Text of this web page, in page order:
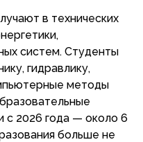
в технических
систем. Студенты
гидравлику,
методы
с 2026 года — около 6
больше не